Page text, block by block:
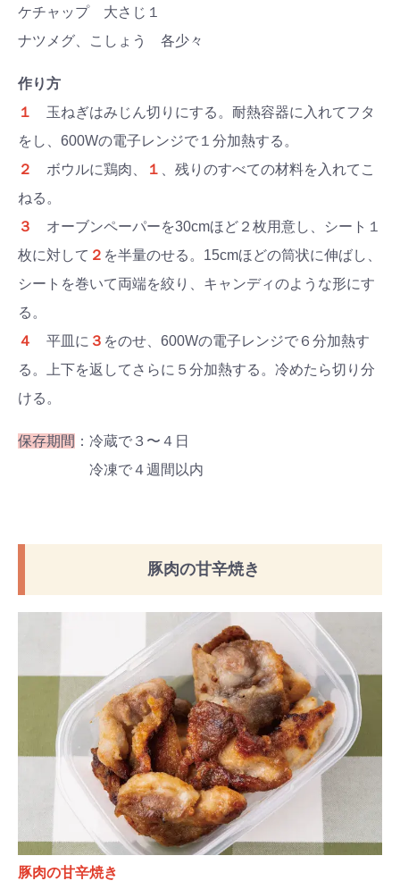
ケチャップ 大さじ１
ナツメグ、こしょう 各少々
作り方
１
玉ねぎはみじん切りにする。耐熱容器に入れてフタ
をし、600Wの電子レンジで１分加熱する。
２
ボウルに鶏肉、 １
、残りのすべての材料を入れてこ
ねる。
３
オーブンペーパーを30cmほど２枚用意し、シート１
枚に対して ２ を半量のせる。15cmほどの筒状に伸ばし、
シートを巻いて両端を絞り、キャンディのような形にす
る。
４
平皿に ３ をのせ、600Wの電子レンジで６分加熱す
る。上下を返してさらに５分加熱する。冷めたら切り分
ける。
保存期間 ：冷蔵で３〜４日
冷凍で４週間以内
豚肉の甘辛焼き
豚肉の甘辛焼き